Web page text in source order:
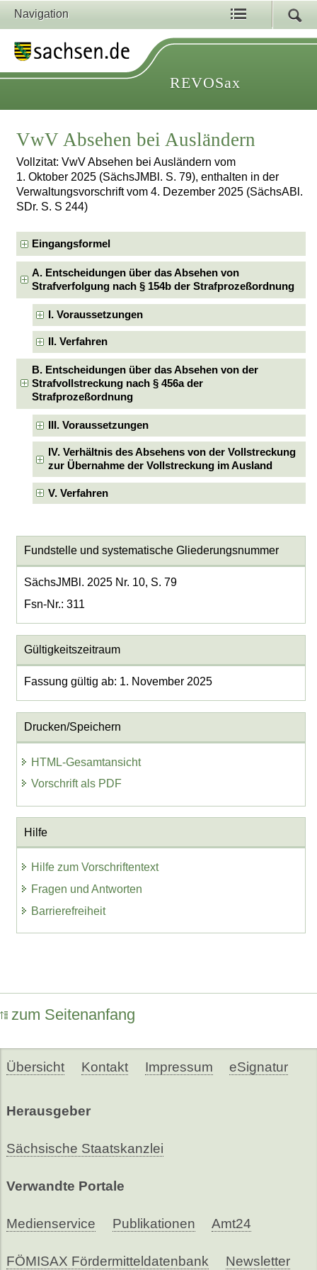
Navigation
REVOSax
VwV Absehen bei Ausländern
Vollzitat: VwV Absehen bei Ausländern vom
1. Oktober 2025 (SächsJMBl. S. 79), enthalten in der
Verwaltungsvorschrift vom 4. Dezember 2025 (SächsABl.
SDr. S. S 244)
Eingangsformel
A. Entscheidungen über das Absehen von
Strafverfolgung nach § 154b der Strafprozeßordnung
I. Voraussetzungen
II. Verfahren
B. Entscheidungen über das Absehen von der
Strafvollstreckung nach § 456a der
Strafprozeßordnung
III. Voraussetzungen
IV. Verhältnis des Absehens von der Vollstreckung
zur Übernahme der Vollstreckung im Ausland
V. Verfahren
Fundstelle und systematische Gliederungsnummer
SächsJMBl. 2025 Nr. 10, S. 79
Fsn-Nr.: 311
Gültigkeitszeitraum
Fassung gültig ab: 1. November 2025
Drucken/Speichern
HTML-Gesamtansicht
Vorschrift als PDF
Hilfe
Hilfe zum Vorschriftentext
Fragen und Antworten
Barrierefreiheit
zum Seitenanfang
Übersicht Kontakt Impressum eSignatur
Herausgeber
Sächsische Staatskanzlei
Verwandte Portale
Medienservice Publikationen Amt24
FÖMISAX Fördermitteldatenbank Newsletter